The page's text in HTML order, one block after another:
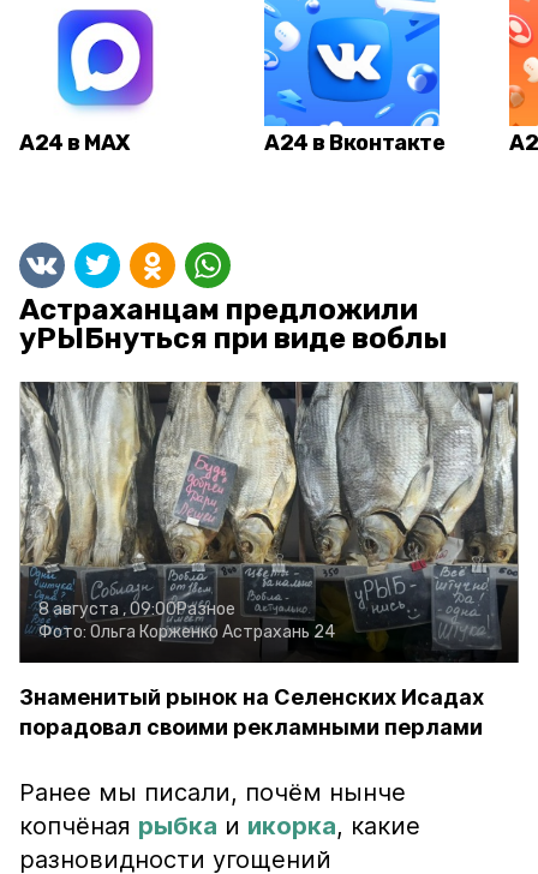
А24 в MAX А24 в Вконтакте
Астраханцам предложили
уРЫБнуться при виде воблы
8 августа , 09:00Разное
Фото: Ольга Корженко Астрахань 24
Знаменитый рынок на Селенских Исадах
порадовал своими рекламными перлами
Ранее мы писали, почём нынче
копчёная рыбка и икорка, какие
разновидности угощений